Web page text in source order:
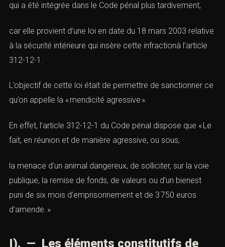
qui a été intégrée dans le Code pénal plus tardivement,
car elle provient d’une loi en date du 18 mars 2003 relative
à la sécurité intérieure qui insère cette infractionà l’article
312-12-1.
L’objectif de cette loi était de permettre de sanctionner ce
qu’on appelle la « mendicité agressive ».
En effet, l’article 312-12-1 du Code pénal dispose que « Le
fait, en réunion et de manière agressive, ou sous,
la menace d’un animal dangereux, de solliciter, sur la voie
publique, la remise de fonds, de valeurs ou d’un bienest
puni de six mois d’emprisonnement et de 3 750 euros
d’amende. »
I). — Les éléments constitutifs de